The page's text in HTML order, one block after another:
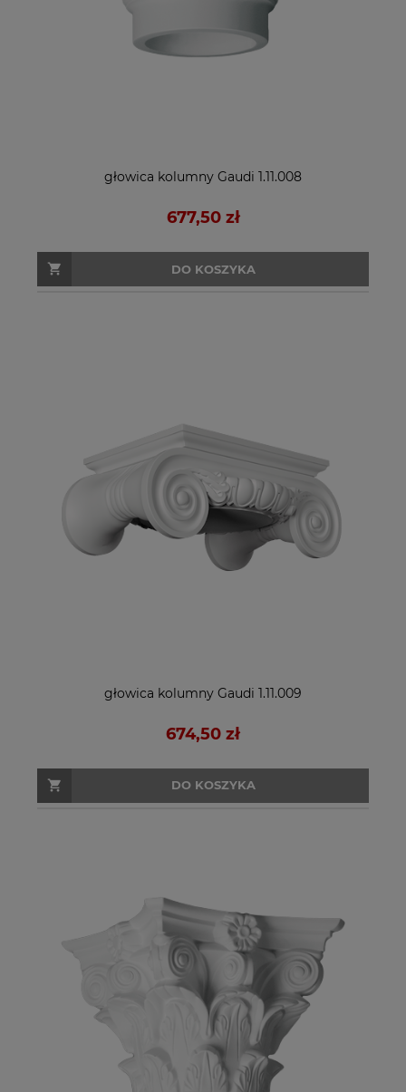
głowica kolumny Gaudi 1.11.008
677,50 zł
DO KOSZYKA
głowica kolumny Gaudi 1.11.009
674,50 zł
DO KOSZYKA